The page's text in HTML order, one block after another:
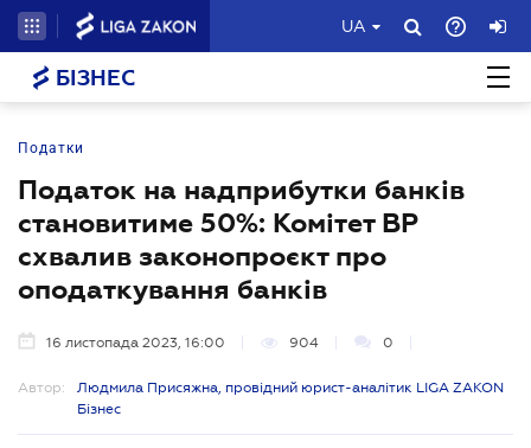
UA
БІЗНЕС
Податки
Податок на надприбутки банків
становитиме 50%: Комітет ВР
схвалив законопроєкт про
оподаткування банків
16 листопада 2023, 16:00 904 0
Автор:
Людмила Присяжна, провідний юрист-аналітик LIGA ZAKON
Бізнес